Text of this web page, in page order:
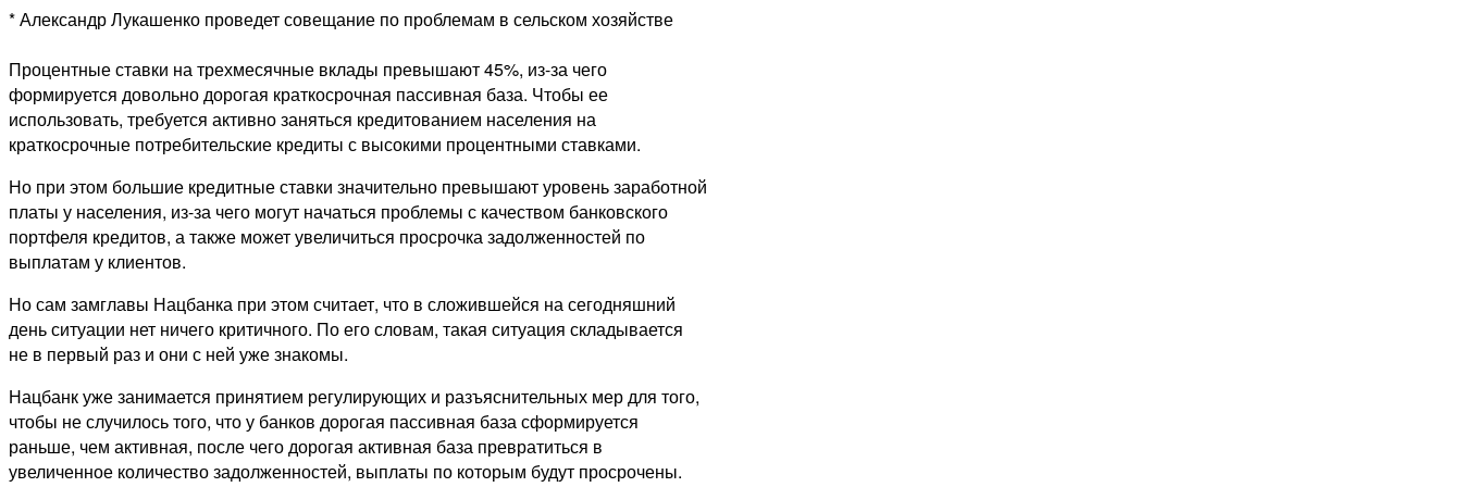
* Александр Лукашенко проведет совещание по проблемам в сельском хозяйстве
Процентные ставки на трехмесячные вклады превышают 45%, из-за чего
формируется довольно дорогая краткосрочная пассивная база. Чтобы ее
использовать, требуется активно заняться кредитованием населения на
краткосрочные потребительские кредиты с высокими процентными ставками.
Но при этом большие кредитные ставки значительно превышают уровень заработной
платы у населения, из-за чего могут начаться проблемы с качеством банковского
портфеля кредитов, а также может увеличиться просрочка задолженностей по
выплатам у клиентов.
Но сам замглавы Нацбанка при этом считает, что в сложившейся на сегодняшний
день ситуации нет ничего критичного. По его словам, такая ситуация складывается
не в первый раз и они с ней уже знакомы.
Нацбанк уже занимается принятием регулирующих и разъяснительных мер для того,
чтобы не случилось того, что у банков дорогая пассивная база сформируется
раньше, чем активная, после чего дорогая активная база превратиться в
увеличенное количество задолженностей, выплаты по которым будут просрочены.